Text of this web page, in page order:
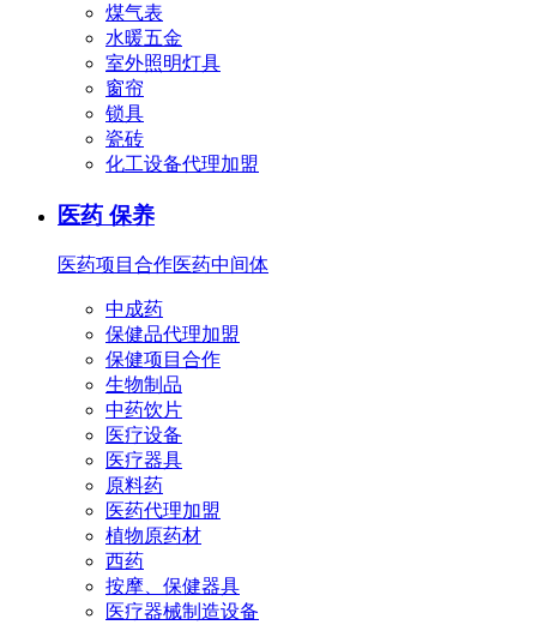
煤气表
水暖五金
室外照明灯具
窗帘
锁具
瓷砖
化工设备代理加盟
医药 保养
医药项目合作医药中间体
中成药
保健品代理加盟
保健项目合作
生物制品
中药饮片
医疗设备
医疗器具
原料药
医药代理加盟
植物原药材
西药
按摩、保健器具
医疗器械制造设备